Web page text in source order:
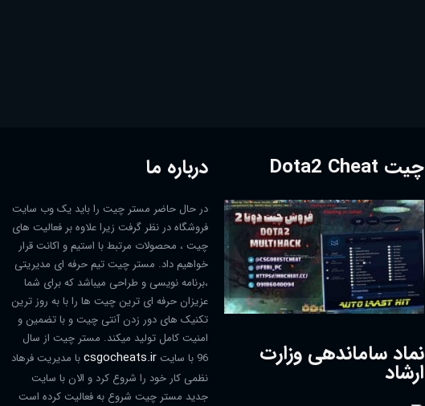
چیت Dota2 Cheat
نماد ساماندهی وزارت
ارشاد
درباره ما
در حال حاضر مستر چیت را باید یک وب سایت
فروشگاه در نظر گرفت زیرا علاوه بر فعالیت های
چیت ، محصولات مرتبط با استیم و اکانت قرار
خواهیم داد. مستر چیت تیم حرفه ای مدیریتی
،برنامه نویسی و طراحی میباشد که برای شما
عزیزان حرفه ای ترین چیت ها را با به روز ترین
تکنیک های دور زدن آنتی چیت و با تضمین و
امنیت کامل تولید میکند. مستر چیت از سال
96 با سایت
csgocheats.irبا مدیریت فرهاد
نظمی کار خود را شروع کرد و الان با سایت
جدید مستر چیت شروع به فعالیت کرده است